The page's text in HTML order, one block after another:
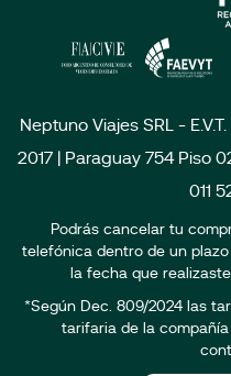
Neptuno Viajes SRL -
2017 | Paraguay 754 Piso
011
Podrás cancelar tu
telefónica dentro de un
la fecha que
*Según Dec. 809/2024 las
tarifaria de la